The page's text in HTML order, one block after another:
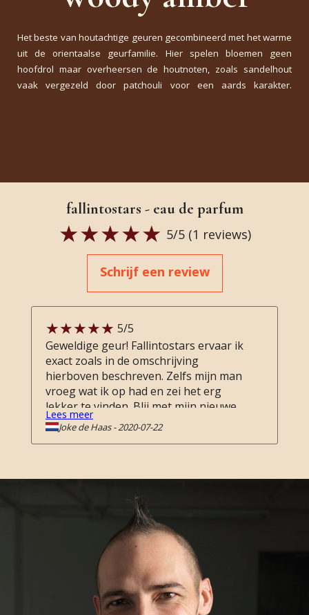
Het beste van houtachtige geuren gecombineerd met het warme
uit de orientaalse geurfamilie. Hier spelen bloemen geen
hoofdrol maar overheersen de houtnoten, zoals sandelhout
vaak vergezeld door patchouli voor een aards karakter.
fallintostars - eau de parfum
5/5 (1 reviews)
Schrijf een review
5/5
Geweldige geur! Fallintostars ervaar ik
exact zoals in de omschrijving
hierboven beschreven. Zelfs mijn man
vroeg wat ik op had en zei het erg
lekker te vinden. Blij met mijn nieuwe
aanwinst.
Lees meer
Joke de Haas-2020-07-22